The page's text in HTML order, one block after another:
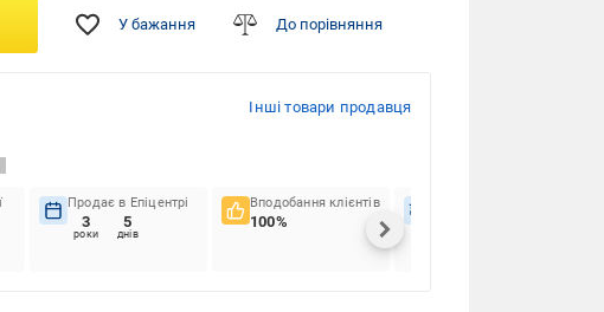
У бажання До порівняння
Інші товари продавця
Продає в Епіцентрі
3
роки
5
днів
Вподобання клієнтів
100%